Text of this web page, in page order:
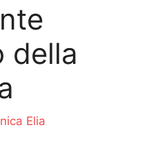
della
Elia